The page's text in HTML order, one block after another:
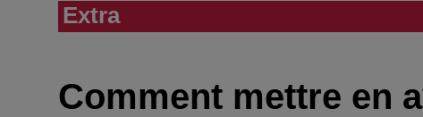
Extra
Comment mettre en